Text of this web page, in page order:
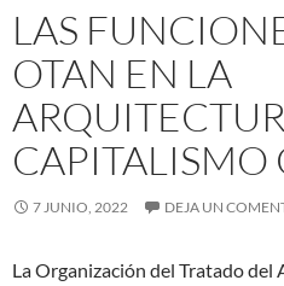
LAS
OTAN EN LA
CAPITALISMO
7 JUNIO, 2022 DEJA UN
La Organización del Tratado